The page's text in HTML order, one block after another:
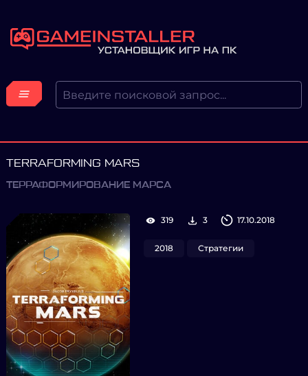
TERRAFORMING MARS
ТЕРРАФОРМИРОВАНИЕ МАРСА
319 3 17.10.2018
2018 Стратегии